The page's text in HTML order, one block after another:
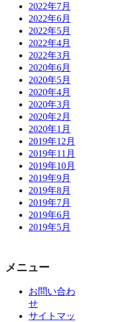
2022年7月
2022年6月
2022年5月
2022年4月
2022年3月
2020年6月
2020年5月
2020年4月
2020年3月
2020年2月
2020年1月
2019年12月
2019年11月
2019年10月
2019年9月
2019年8月
2019年7月
2019年6月
2019年5月
メニュー
お問い合わ
せ
サイトマッ